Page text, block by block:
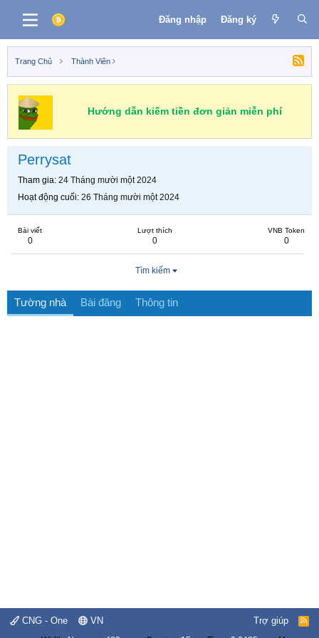
Đăng nhập Đăng ký
Trang Chủ Thành Viên
Hướng dẫn kiếm tiền đơn giản miễn phí
Perrysat
Tham gia 24 Tháng mười một 2024
Hoạt động cuối 26 Tháng mười một 2024
Bài viết
0
Lượt thích
0
VNB Token
0
Tìm kiếm
Tường nhà Bài đăng Thông tin
CNG - One VN Trợ giúp
R